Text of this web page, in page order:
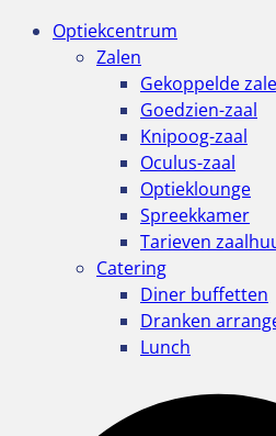
Optiekcentrum
Zalen
Gekoppelde
Goedzien-zaal
Knipoog-zaal
Oculus-zaal
Optieklounge
Spreekkamer
Tarieven
Catering
Diner buffetten
Dranken
Lunch